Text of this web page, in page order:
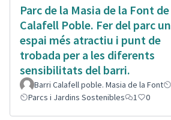
Parc de la Masia de la Font de
Calafell Poble. Fer del parc un
espai més atractiu i punt de
trobada per a les diferents
sensibilitats del barri.
Barri Calafell poble. Masia de la Font
Parcs i Jardins Sostenibles
1 0